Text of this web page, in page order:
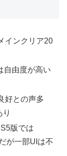
インクリア20
自由度が高い
好との声多
版では
が一部UIは不